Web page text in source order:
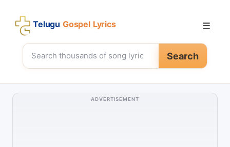
Telugu Gospel Lyrics
Search
☰
ADVERTISEMENT